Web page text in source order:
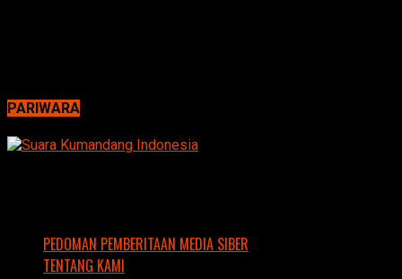
PARIWARA
PEDOMAN PEMBERITAAN MEDIA SIBER
TENTANG KAMI